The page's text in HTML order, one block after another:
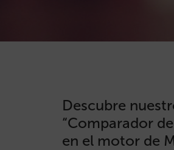
Descubre
“Comparador
en el motor de